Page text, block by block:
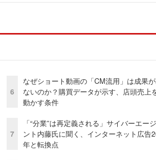
6
なぜショート動画の「CM流用」は成果
ないのか？購買データが示す、店頭売上
動かす条件
7
「“分業”は再定義される」サイバーエー
ント内藤氏に聞く、インターネット広告
年と転換点